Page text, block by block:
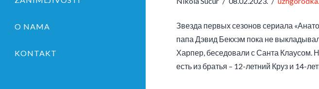
O NAMA
KONTAKT
Звезда первых сезонов сериала
папа Дэвид Бекхэм пока не выкладывал
Харпер, беседовали с Санта Клаусом.
есть из братья – 12-летний Круз и 14-